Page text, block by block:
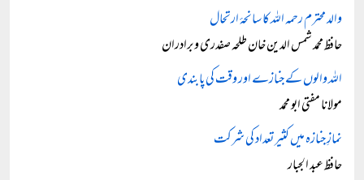
والد محترم رحمہ اللہ کا سانحۂ ارتحال
حافظ محمد شمس الدین خان طلحہ صفدری و برادران
اللہ والوں کے جنازے اور وقت کی پابندی
مولانا مفتی ابو محمد
نمازِ جنازہ میں کثیر تعداد کی شرکت
حافظ عبد الجبار